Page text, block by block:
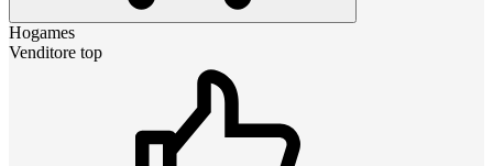
Hogames
Venditore top